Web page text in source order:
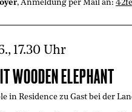
, Anmeldung per Mail an:
17.30 Uhr
WOODEN ELEPHANT
in Residence zu Gast bei der